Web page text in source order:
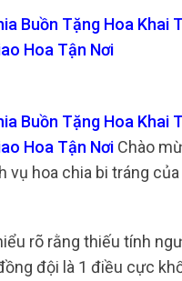
Buồn Tặng Hoa Khai
Hoa Tận Nơi
Buồn Tặng Hoa Khai
Hoa Tận Nơi Chào
vụ hoa chia bi tráng
rõ rằng thiếu tính
đội là 1 điều cực